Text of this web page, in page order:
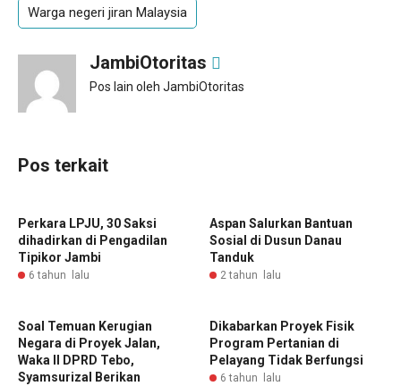
Warga negeri jiran Malaysia
JambiOtoritas
Pos lain oleh JambiOtoritas
Pos terkait
Perkara LPJU, 30 Saksi
dihadirkan di Pengadilan
Tipikor Jambi
6 tahun lalu
Aspan Salurkan Bantuan
Sosial di Dusun Danau
Tanduk
2 tahun lalu
Soal Temuan Kerugian
Negara di Proyek Jalan,
Waka II DPRD Tebo,
Syamsurizal Berikan
Dikabarkan Proyek Fisik
Program Pertanian di
Pelayang Tidak Berfungsi
6 tahun lalu